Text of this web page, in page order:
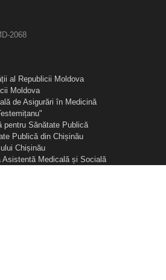
2068
al Republicii Moldova
Moldova
de Asigurări în Medicină
pentru Sănătate Publică
Publică din Chișinău
Chișinău
Asistentă Medicală și Socială